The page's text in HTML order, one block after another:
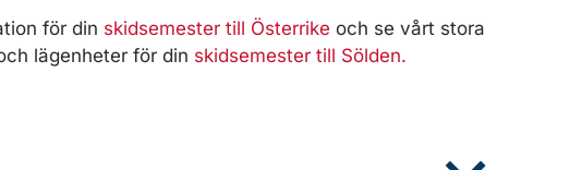
för din skidsemester till Österrike och se vårt stora
lägenheter för din skidsemester till Sölden.